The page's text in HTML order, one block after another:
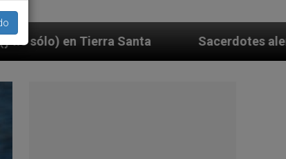
Sacerdotes alemanes fieles al Papa